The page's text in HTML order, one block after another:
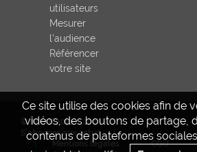
Ce site utilise des cookies afin de
vidéos, des boutons de partage,
contenus de plateformes
utilisateurs
Mesurer
l'audience
Référencer
votre site
© INRAE 2022 - 2026
S'abonner aux actus
Mentions légales
CGU